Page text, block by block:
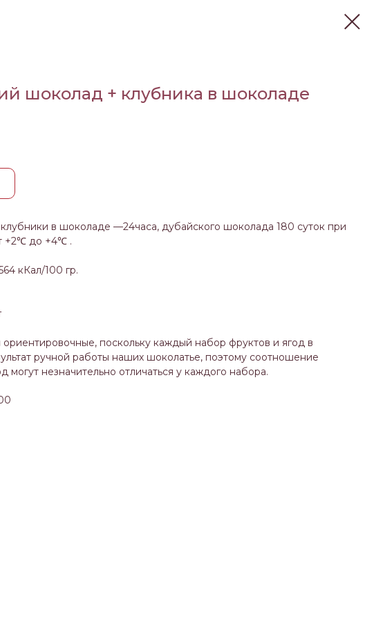
шоколад + клубника в шоколаде
в шоколаде —24часа, дубайского шоколада 180 суток при
+2℃ до +4℃ .
кКал/100 гр.
поскольку каждый набор фруктов и ягод в
ручной работы наших шоколатье, поэтому соотношение
могут незначительно отличаться у каждого набора.